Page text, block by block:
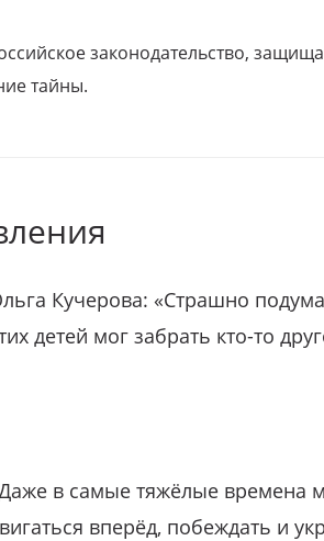
законодательство,
тайны.
Кучерова: «Страшно
детей мог забрать кто-то
в самые тяжёлые времена
вперёд, побеждать и